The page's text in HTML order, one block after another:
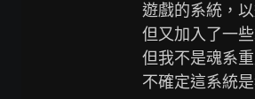
遊戲的系統，
但又加入了一
但我不是魂系
不確定這系統